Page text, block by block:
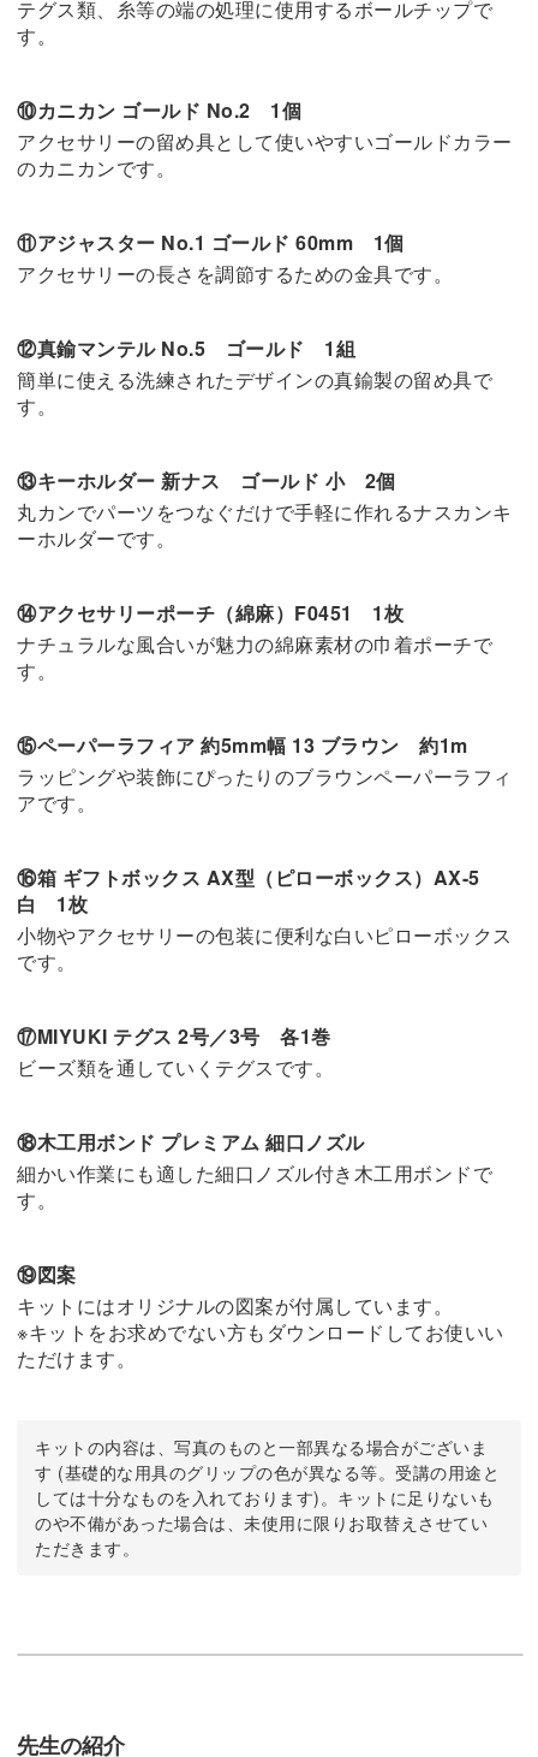
テグス類、糸等の端の処理に使用するボールチップで
す。
⑩カニカン ゴールド No.2 1個
アクセサリーの留め具として使いやすいゴールドカラー
のカニカンです。
⑪アジャスター No.1 ゴールド 60mm 1個
アクセサリーの長さを調節するための金具です。
⑫真鍮マンテル No.5 ゴールド 1組
簡単に使える洗練されたデザインの真鍮製の留め具で
す。
⑬キーホルダー 新ナス ゴールド 小 2個
丸カンでパーツをつなぐだけで手軽に作れるナスカンキ
ーホルダーです。
⑭アクセサリーポーチ（綿麻）F0451 1枚
ナチュラルな風合いが魅力の綿麻素材の巾着ポーチで
す。
⑮ペーパーラフィア 約5mm幅 13 ブラウン 約1m
ラッピングや装飾にぴったりのブラウンペーパーラフィ
アです。
⑯箱 ギフトボックス AX型（ピローボックス）AX-5
白 1枚
小物やアクセサリーの包装に便利な白いピローボックス
です。
⑰MIYUKI テグス 2号／3号 各1巻
ビーズ類を通していくテグスです。
⑱木工用ボンド プレミアム 細口ノズル
細かい作業にも適した細口ノズル付き木工用ボンドで
す。
⑲図案
キットにはオリジナルの図案が付属しています。
※キットをお求めでない方もダウンロードしてお使いい
ただけます。
キットの内容は、写真のものと一部異なる場合がございま
す (基礎的な用具のグリップの色が異なる等。受講の用途と
しては十分なものを入れております)。キットに足りないも
のや不備があった場合は、未使用に限りお取替えさせてい
ただきます。
先生の紹介